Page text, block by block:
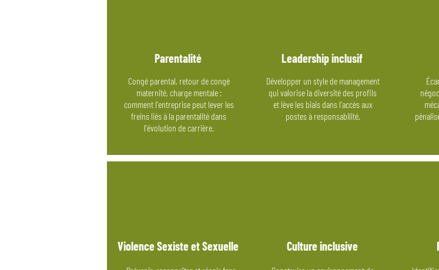
Parentalité
Congé parental, retour de congé
maternité, charge mentale :
comment l'entreprise peut lever les
freins liés à la parentalité dans
l'évolution de carrière.
Leadership inclusif
Développer un style de management
qui valorise la diversité des profils
et lève les biais dans l'accès aux
postes à responsabilité.
Violence Sexiste et Sexuelle Culture inclusive